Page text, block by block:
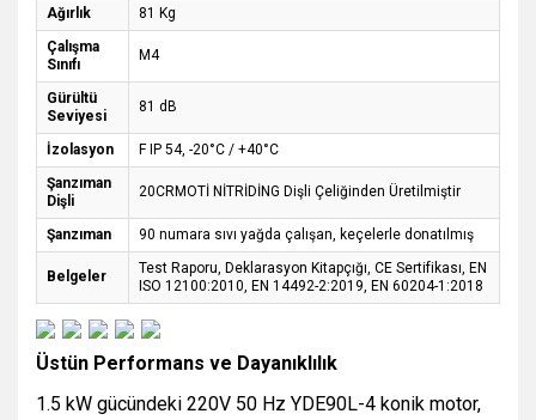
Ağırlık
81 Kg
Çalışma
Sınıfı
M4
Gürültü
Seviyesi
81 dB
İzolasyon
F IP 54, -20°C / +40°C
Şanzıman
Dişli
20CRMOTİ NİTRİDİNG Dişli Çeliğinden Üretilmiştir
Şanzıman 90 numara sıvı yağda çalışan, keçelerle donatılmış
Belgeler
Test Raporu, Deklarasyon Kitapçığı, CE Sertifikası, EN
ISO 12100:2010, EN 14492-2:2019, EN 60204-1:2018
Üstün Performans ve Dayanıklılık
1.5 kW gücündeki 220V 50 Hz YDE90L-4 konik motor,